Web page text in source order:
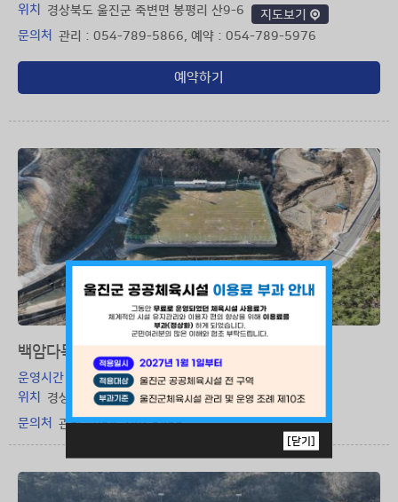
[닫기]
위치 경상북도 울진군 죽변면 봉평리 산9-6
지도보기
문의처
관리 : 054-789-5866, 예약 : 054-789-5976
예약하기
백암다목적운동장(천연잔디)
운영시간
평일/휴일 : 09:00 ~ 22:00
위치
경상북도 울진군 온정면 소태리 1212
지도보기
문의처
관리 : 054-789-5866